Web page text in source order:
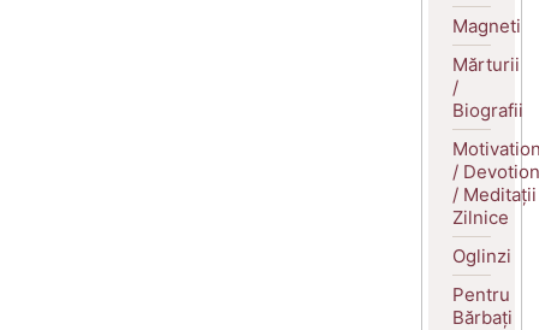
Magneti
Mărturii
/
Biografii
/
/ Meditații
Zilnice
Oglinzi
Pentru
Bărbați